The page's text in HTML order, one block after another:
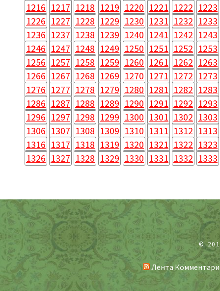
1216 1217 1218 1219 1220 1221 1222 1223
1226 1227 1228 1229 1230 1231 1232 1233
1236 1237 1238 1239 1240 1241 1242 1243
1246 1247 1248 1249 1250 1251 1252 1253
1256 1257 1258 1259 1260 1261 1262 1263
1266 1267 1268 1269 1270 1271 1272 1273
1276 1277 1278 1279 1280 1281 1282 1283
1286 1287 1288 1289 1290 1291 1292 1293
1296 1297 1298 1299 1300 1301 1302 1303
1306 1307 1308 1309 1310 1311 1312 1313
1316 1317 1318 1319 1320 1321 1322 1323
1326 1327 1328 1329 1330 1331 1332 1333
©
Лента